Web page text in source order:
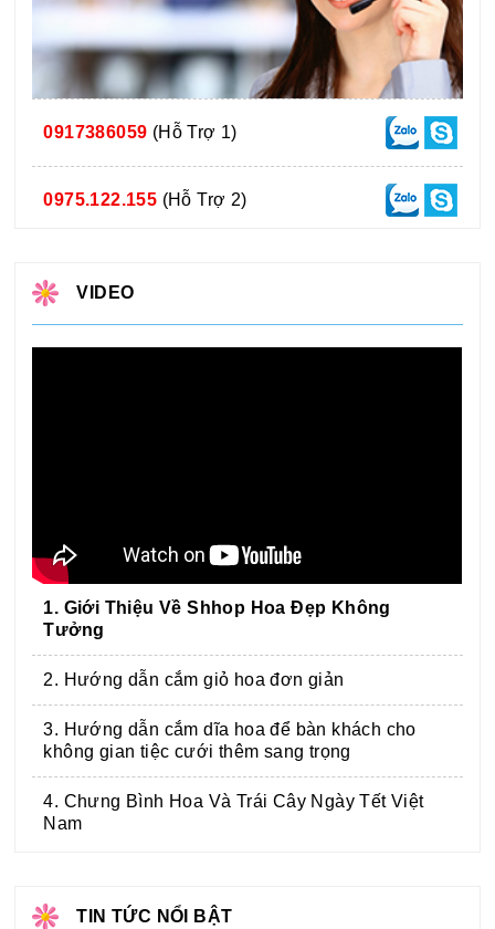
0917386059 (Hỗ Trợ 1)
0975.122.155 (Hỗ Trợ 2)
VIDEO
1. Giới Thiệu Về Shhop Hoa Đẹp Không
Tưởng
2. Hướng dẫn cắm giỏ hoa đơn giản
3. Hướng dẫn cắm dĩa hoa để bàn khách cho
không gian tiệc cưới thêm sang trọng
4. Chưng Bình Hoa Và Trái Cây Ngày Tết Việt
Nam
TIN TỨC NỔI BẬT